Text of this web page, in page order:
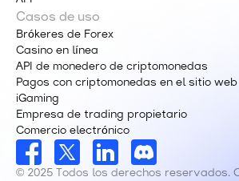
Casos de uso
Brókeres de Forex
Casino en línea
API de monedero de criptomonedas
Pagos con criptomonedas en el sitio web
iGaming
Empresa de trading propietario
Comercio electrónico
© 2025 Todos los derechos reservados.